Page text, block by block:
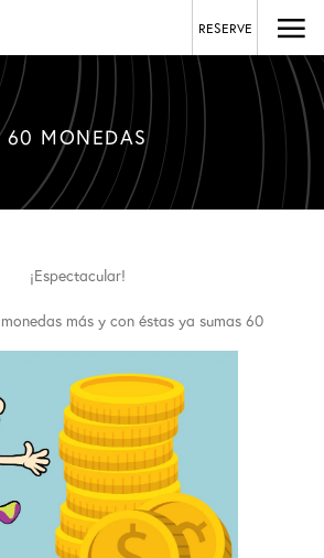
RESERVE
60 MONEDAS
¡Espectacular!
más y con éstas ya sumas 60